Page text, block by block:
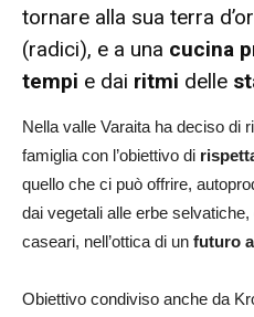
tornare alla sua terra
(radici), e a una cucina
tempi e dai ritmi delle
Nella valle Varaita ha deciso di
famiglia con l’obiettivo di
quello che ci può offrire,
dai vegetali alle erbe
caseari, nell’ottica di un futuro
Obiettivo condiviso anche da